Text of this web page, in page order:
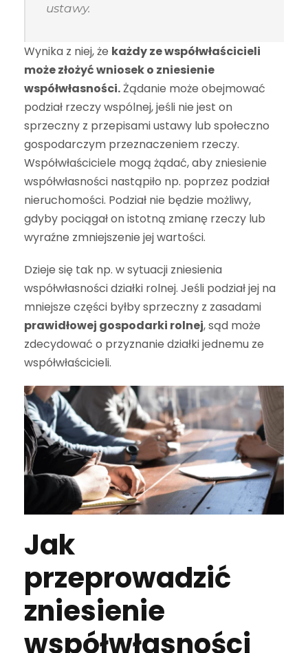
ustawy.
Wynika z niej, że każdy ze współwłaścicieli
może złożyć wniosek o zniesienie
współwłasności.Żądanie może obejmować
podział rzeczy wspólnej, jeśli nie jest on
sprzeczny z przepisami ustawy lub społeczno
gospodarczym przeznaczeniem rzeczy.
Współwłaściciele mogą żądać, aby zniesienie
współwłasności nastąpiło np. poprzez podział
nieruchomości. Podział nie będzie możliwy,
gdyby pociągał on istotną zmianę rzeczy lub
wyraźne zmniejszenie jej wartości.
Dzieje się tak np. w sytuacji zniesienia
współwłasności działki rolnej. Jeśli podział jej na
mniejsze części byłby sprzeczny z zasadami
prawidłowej gospodarki rolnej, sąd może
zdecydować o przyznanie działki jednemu ze
współwłaścicieli.
Jak
przeprowadzić
zniesienie
współwłasności